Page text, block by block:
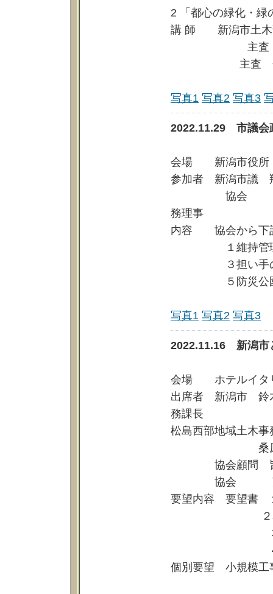
2 「都心の緑化・緑
講 師 新潟市土木
主査 上石
主査 金子
写真1 写真2 写真3
2022.11.29 市議会
会場 新潟市役所
参加者 新潟市議
協会 荒川理
務理事
内容 協会から下
１維持管理の
３担い手の確
５防災公園
写真1 写真2 写真3
2022.11.16 新潟市
会場 ホテルイタ
出席者 新潟市 鈴
務課長
松島西部地域土木
桑原東区建
協会顧問 皆川
協会 荒川
要望内容 要望書
２花と緑の
３全国都市
４防災公
個別要望 小規模工